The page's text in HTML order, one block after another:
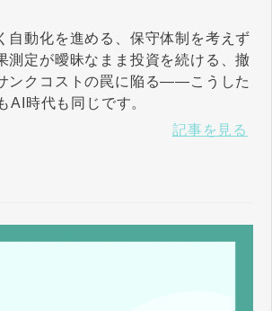
自動化を進める、保守体制を考えず
測定が曖昧なまま投資を続ける、撤
ンクコストの罠に陥る――こうした
AI時代も同じです。
記事を見る